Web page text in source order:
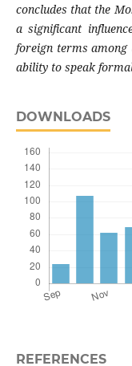
concludes that the
a significant
foreign terms among
ability to speak
DOWNLOADS
REFERENCES